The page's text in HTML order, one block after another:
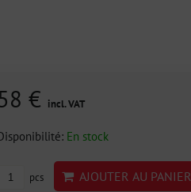
€ incl. VAT
En stock
pcs AJOUTER AU PANIER